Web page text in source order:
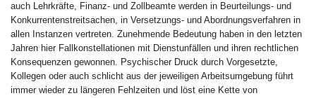
auch Lehrkräfte, Finanz- und Zollbeamte werden in Beurteilungs- und
Konkurrentenstreitsachen, in Versetzungs- und Abordnungsverfahren in
allen Instanzen vertreten. Zunehmende Bedeutung haben in den letzten
Jahren hier Fallkonstellationen mit Dienstunfällen und ihren rechtlichen
Konsequenzen gewonnen. Psychischer Druck durch Vorgesetzte,
Kollegen oder auch schlicht aus der jeweiligen Arbeitsumgebung führt
immer wieder zu längeren Fehlzeiten und löst eine Kette von